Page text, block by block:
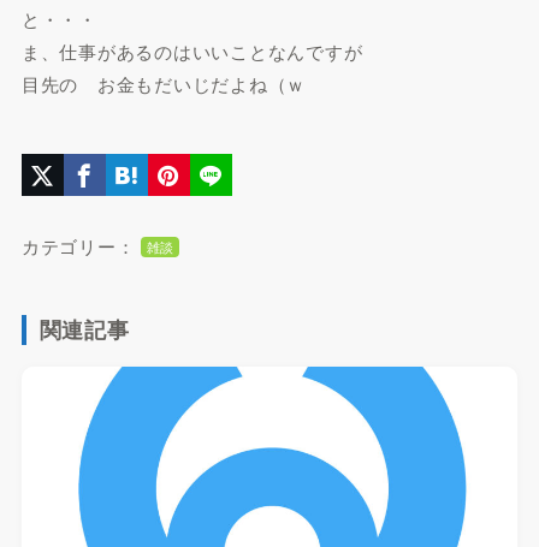
と・・・
ま、仕事があるのはいいことなんですが
目先の お金もだいじだよね（ｗ
カテゴリー： 雑談
関連記事